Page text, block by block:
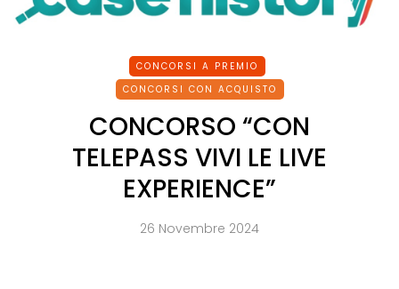
CONCORSI A PREMIO
CONCORSI CON ACQUISTO
CONCORSO “CON
TELEPASS VIVI LE LIVE
EXPERIENCE”
26 Novembre 2024